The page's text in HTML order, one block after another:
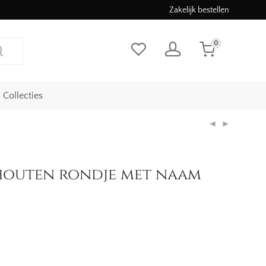
Zakelijk bestellen
0
Collecties
rondje met naam